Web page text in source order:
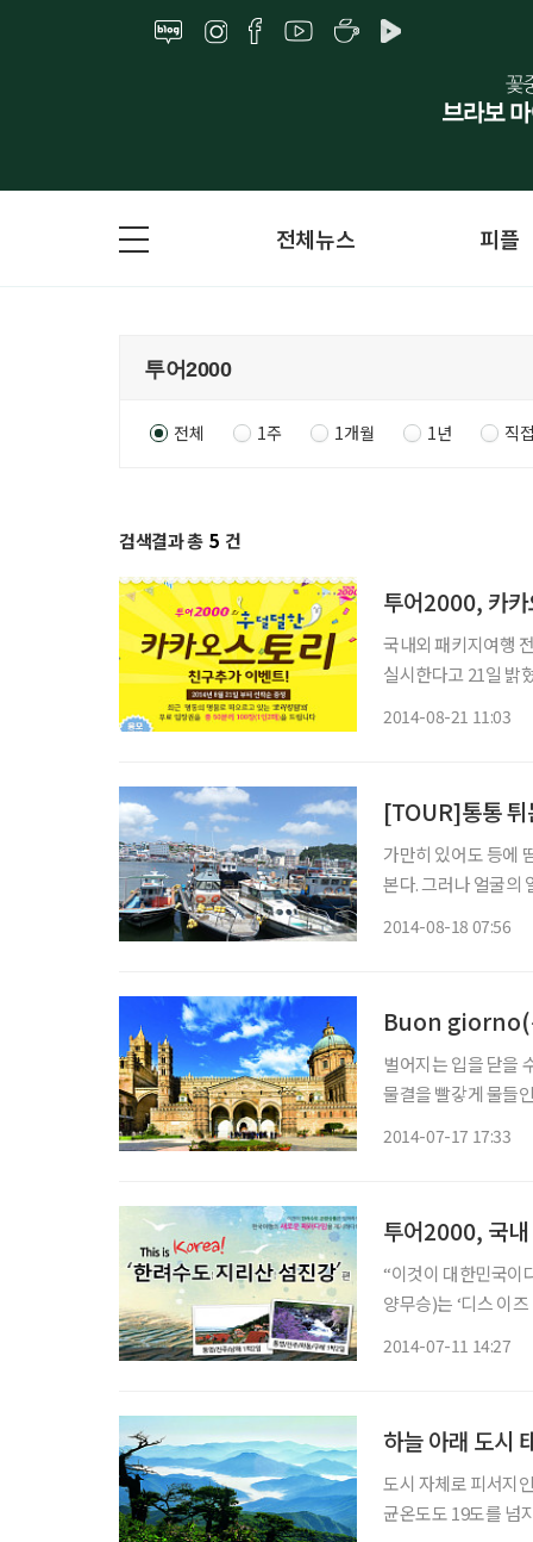
전체뉴스 피플
전체 1주 1개월 1년 직
검색결과 총 5 건
투어2000, 카카
국내외 패키지여행
실시한다고 21일 밝혔다. 이벤트에 응모한 고객 50명을 추첨해 명동의 이
2014-08-21 11:03
[TOUR]통통 튀
가만히 있어도 등에
본다. 그러나 얼굴의
2014-08-18 07:56
Buon giorno(
벌어지는 입을 닫을
물결을 빨갛게 물들
2014-07-17 17:33
투어2000, 국
“이것이 대한민국이다. 디스 이
양무승)는 ‘디스 이즈 코
2014-07-11 14:27
하늘 아래 도시
도시 자체로 피서지인
균온도도 19도를 넘